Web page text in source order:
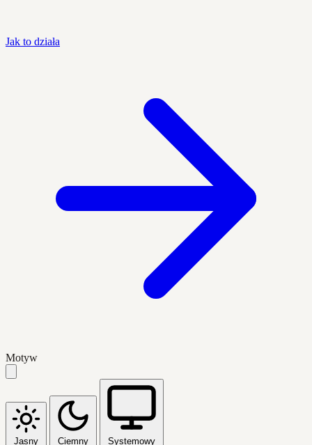
Jak to działa
Motyw
Jasny Ciemny Systemowy